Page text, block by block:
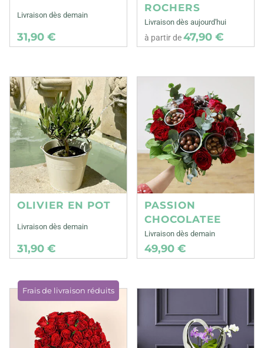
Livraison dès demain
31,90 €
ROCHERS
Livraison dès aujourd'hui
à partir de47,90 €
OLIVIER EN POT
Livraison dès demain
31,90 €
PASSION
CHOCOLATEE
Livraison dès demain
49,90 €
Frais de livraison réduits